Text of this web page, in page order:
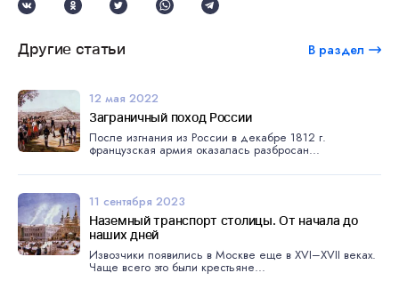
Другие статьи В раздел
12 мая 2022
Заграничный поход России
После изгнания из России в декабре 1812 г.
французская армия оказалась разбросан...
11 сентября 2023
Наземный транспорт столицы. От начала до
наших дней
Извозчики появились в Москве еще в ХVI–XVII веках.
Чаще всего это были крестьяне...